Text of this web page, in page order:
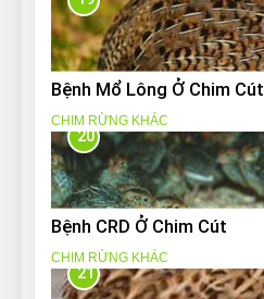
Bệnh Mổ Lông Ở Chim Cút
CHIM RỪNG KHÁC
20
Bệnh CRD Ở Chim Cút
CHIM RỪNG KHÁC
21